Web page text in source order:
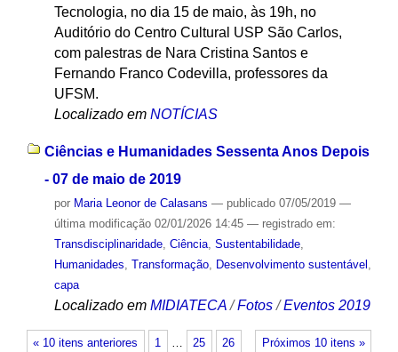
Tecnologia, no dia 15 de maio, às 19h, no
Auditório do Centro Cultural USP São Carlos,
com palestras de Nara Cristina Santos e
Fernando Franco Codevilla, professores da
UFSM.
Localizado em NOTÍCIAS
Ciências e Humanidades Sessenta Anos Depois
- 07 de maio de 2019
por Maria Leonor de Calasans — publicado07/05/2019 —
última modificação02/01/2026 14:45 — registrado em:
Transdisciplinaridade, Ciência, Sustentabilidade,
Humanidades, Transformação, Desenvolvimento sustentável ,
capa
Localizado em MIDIATECA /Fotos /Eventos 2019
« 10 itens anteriores Próximos 10 itens »
1 … 25 26